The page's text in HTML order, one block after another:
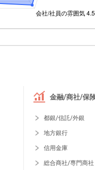
金融/商社/保
都銀/信託/外銀
地方銀行
信用金庫
総合商社/専門商社